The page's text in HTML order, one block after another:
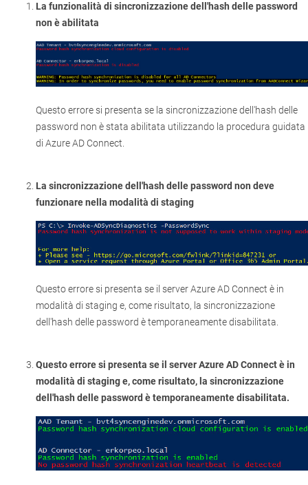
La funzionalità di sincronizzazione dell'hash delle password
non è abilitata
Questo errore si presenta se la sincronizzazione dell'hash delle
password non è stata abilitata utilizzando la procedura guidata
di Azure AD Connect.
La sincronizzazione dell'hash delle password non deve
funzionare nella modalità di staging
Questo errore si presenta se il server Azure AD Connect è in
modalità di staging e, come risultato, la sincronizzazione
dell'hash delle password è temporaneamente disabilitata.
Questo errore si presenta se il server Azure AD Connect è in
modalità di staging e, come risultato, la sincronizzazione
dell'hash delle password è temporaneamente disabilitata.